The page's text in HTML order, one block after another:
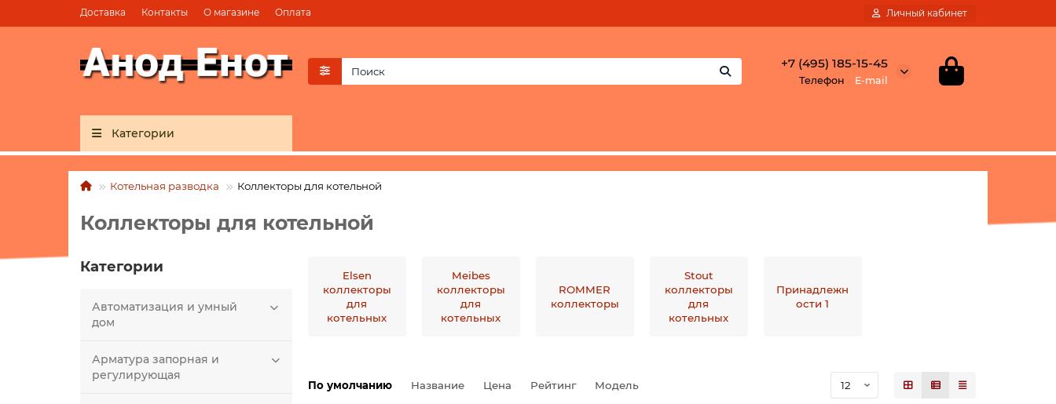
Доставка Контакты О магазине Оплата Личный кабинет
+7 (495) 185-15-45
Телефон E-mail
Категории
Котельная разводка Коллекторы для котельной
Коллекторы для котельной
Категории
Автоматизация и умный
дом
Арматура запорная и
регулирующая
Elsen
коллекторы
для
котельных
Meibes
коллекторы
для
котельных
ROMMER
коллекторы
Stout
коллекторы
для
котельных
Принадлежн
ости 1
По умолчанию Название Цена Рейтинг Модель